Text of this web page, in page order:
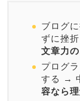
ブログ
ずに挫
文章力
プログ
する →
容なら